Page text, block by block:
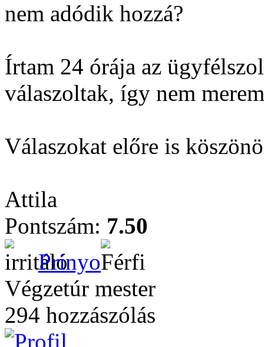
nem adódik hozzá?
Írtam 24 órája az
válaszoltak, így nem
Válaszokat előre is
Attila
Pontszám: 7.50
Prinyo
Végzetúr mester
294 hozzászólás